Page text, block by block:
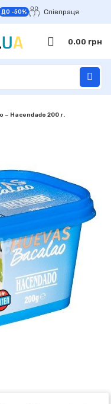
ДО -50% Співпраця
0.00 грн
– Hacendado 200 г.